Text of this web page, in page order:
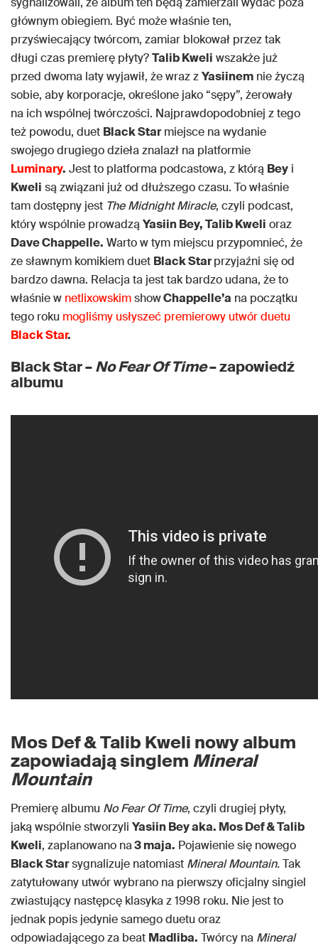
głównym obiegiem. Być może właśnie ten,
przyświecający twórcom, zamiar blokował przez tak
długi czas premierę płyty?Talib Kweli wszakże już
przed dwoma laty wyjawił, że wraz zYasiinem nie życzą
sobie, aby korporacje, określone jako “sępy”, żerowały
na ich wspólnej twórczości. Najprawdopodobniej z tego
też powodu, duet Black Starmiejsce na wydanie
swojego drugiego dzieła znalazł na platformie
Luminary. Jest to platforma podcastowa, z którą Bey i
Kweli są związani już od dłuższego czasu. To właśnie
tam dostępny jest The Midnight Miracle, czyli podcast,
który wspólnie prowadząYasiin Bey, Talib Kweli oraz
Dave Chappelle. Warto w tym miejscu przypomnieć, że
ze sławnym komikiem duet Black Starprzyjaźni się od
bardzo dawna. Relacja ta jest tak bardzo udana, że to
właśnie w netlixowskimshowChappelle’a na początku
tego roku mogliśmy usłyszeć premierowy utwór duetu
Black Star.
Black Star –No Fear Of Time– zapowiedź
albumu
Mos Def & Talib Kweli nowy album
zapowiadają singlem Mineral
Mountain
Premierę albumu No Fear Of Time, czyli drugiej płyty,
jaką wspólnie stworzyli Yasiin Bey aka. Mos Def & Talib
Kweli, zaplanowano na3 maja. Pojawienie się nowego
Black Starsygnalizuje natomiast Mineral Mountain.Tak
zatytułowany utwór wybrano na pierwszy oficjalny singiel
zwiastujący następcę klasyka z 1998 roku. Nie jest to
jednak popis jedynie samego duetu oraz
odpowiadającego za beat Madliba. Twórcy na Mineral